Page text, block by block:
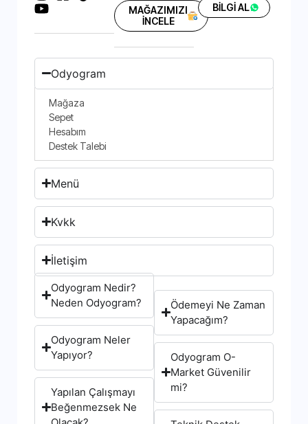
MAĞAZIMIZI
İNCELE
BİLGİ AL
Odyogram
Mağaza
Sepet
Hesabım
Destek Talebi
Menü
Kvkk
İletişim
Odyogram Nedir?
Neden Odyogram?
Odyogram Neler
Yapıyor?
Yapılan Çalışmayı
Beğenmezsek Ne
Ödemeyi Ne Zaman
Yapacağım?
Odyogram O-
Market Güvenilir
mi?